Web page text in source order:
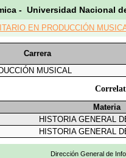
- Universidad Nacional
EN PRODUCCIÓN
Carrera
MUSICAL
Materia
HISTORIA GENERAL
HISTORIA GENERAL
Dirección General de